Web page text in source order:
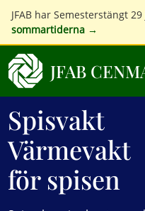
JFAB har Semesterstängt
sommartiderna →
JFAB
Spisvakt
Värmevakt
för spisen